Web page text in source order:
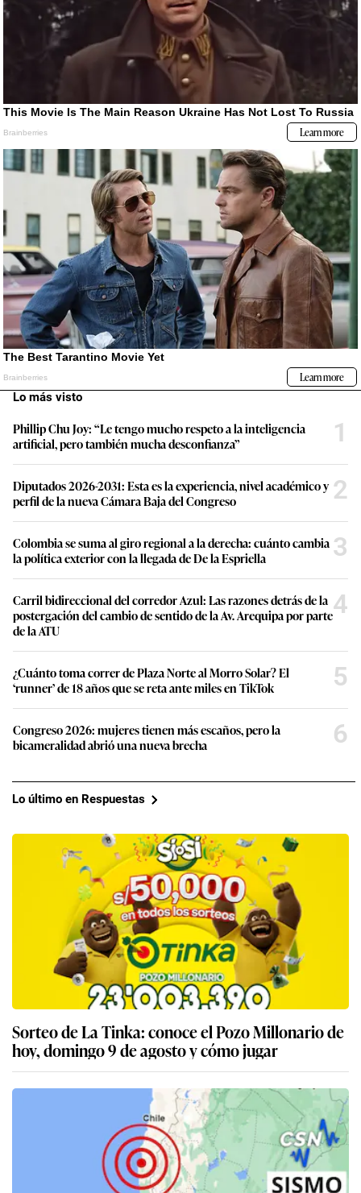
Lo más visto
Phillip Chu Joy: “Le tengo mucho respeto a la inteligencia
artificial, pero también mucha desconfianza”
1
Diputados 2026-2031: Esta es la experiencia, nivel académico y
perfil de la nueva Cámara Baja del Congreso
2
Colombia se suma al giro regional a la derecha: cuánto cambia
la política exterior con la llegada de De la Espriella
3
Carril bidireccional del corredor Azul: Las razones detrás de la
postergación del cambio de sentido de la Av. Arequipa por parte
de la ATU
4
¿Cuánto toma correr de Plaza Norte al Morro Solar? El
‘runner’ de 18 años que se reta ante miles en TikTok
5
Congreso 2026: mujeres tienen más escaños, pero la
bicameralidad abrió una nueva brecha
6
Lo último en Respuestas
Sorteo de La Tinka: conoce el Pozo Millonario de
hoy, domingo 9 de agosto y cómo jugar